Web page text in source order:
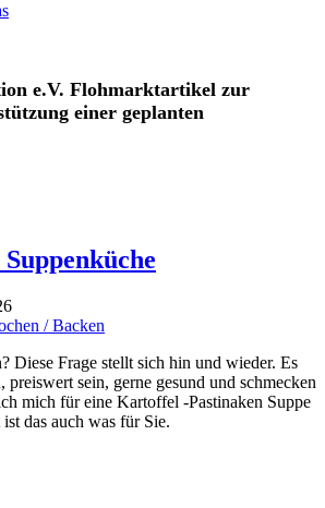
e.V. Flohmarktartikel zur
einer geplanten
/ Backen
Diese Frage stellt sich hin und wieder. Es
preiswert sein, gerne gesund und schmecken
mich für eine Kartoffel -Pastinaken Suppe
das auch was für Sie.